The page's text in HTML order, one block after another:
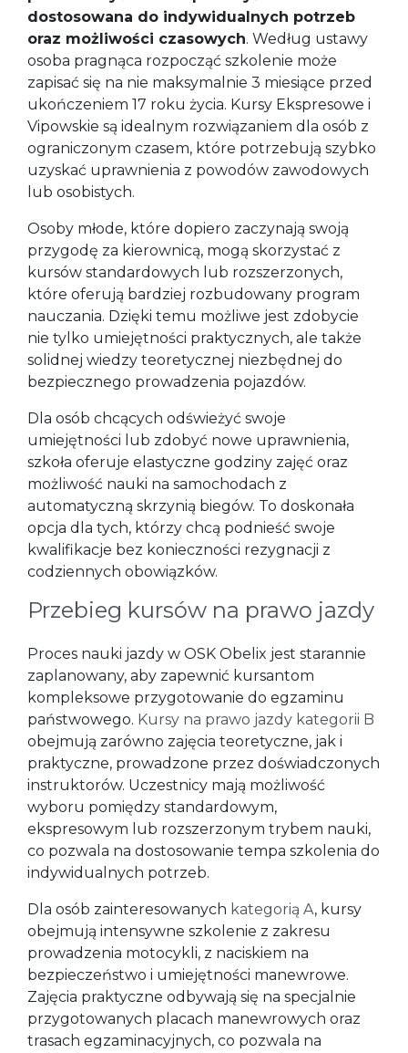
dostosowana do indywidualnych potrzeb
oraz możliwości czasowych. Według ustawy
osoba pragnąca rozpocząć szkolenie może
zapisać się na nie maksymalnie 3 miesiące przed
ukończeniem 17 roku życia. Kursy Ekspresowe i
Vipowskie są idealnym rozwiązaniem dla osób z
ograniczonym czasem, które potrzebują szybko
uzyskać uprawnienia z powodów zawodowych
lub osobistych.
Osoby młode, które dopiero zaczynają swoją
przygodę za kierownicą, mogą skorzystać z
kursów standardowych lub rozszerzonych,
które oferują bardziej rozbudowany program
nauczania. Dzięki temu możliwe jest zdobycie
nie tylko umiejętności praktycznych, ale także
solidnej wiedzy teoretycznej niezbędnej do
bezpiecznego prowadzenia pojazdów.
Dla osób chcących odświeżyć swoje
umiejętności lub zdobyć nowe uprawnienia,
szkoła oferuje elastyczne godziny zajęć oraz
możliwość nauki na samochodach z
automatyczną skrzynią biegów. To doskonała
opcja dla tych, którzy chcą podnieść swoje
kwalifikacje bez konieczności rezygnacji z
codziennych obowiązków.
Przebieg kursów na prawo jazdy
Proces nauki jazdy w OSK Obelix jest starannie
zaplanowany, aby zapewnić kursantom
kompleksowe przygotowanie do egzaminu
państwowego. Kursy na prawo jazdy kategorii B
obejmują zarówno zajęcia teoretyczne, jak i
praktyczne, prowadzone przez doświadczonych
instruktorów. Uczestnicy mają możliwość
wyboru pomiędzy standardowym,
ekspresowym lub rozszerzonym trybem nauki,
co pozwala na dostosowanie tempa szkolenia do
indywidualnych potrzeb.
Dla osób zainteresowanych kategorią A, kursy
obejmują intensywne szkolenie z zakresu
prowadzenia motocykli, z naciskiem na
bezpieczeństwo i umiejętności manewrowe.
Zajęcia praktyczne odbywają się na specjalnie
przygotowanych placach manewrowych oraz
trasach egzaminacyjnych, co pozwala na